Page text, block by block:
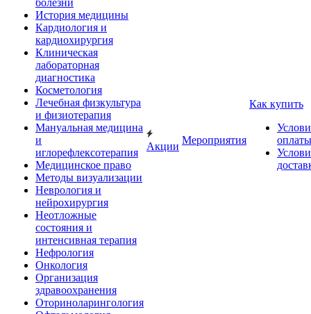
болезни
История медицины
Кардиология и
кардиохирургия
Клиническая
лабораторная
диагностика
Косметология
Лечебная физкультура
и физиотерапия
Мануальная медицина
и
иглорефлексотерапия
Медицинское право
Методы визуализации
Неврология и
нейрохирургия
Неотложные
состояния и
интенсивная терапия
Нефрология
Онкология
Организация
здравоохранения
Оториноларингология
Акции
Мероприятия
Как купить
оплаты